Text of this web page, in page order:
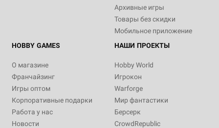
Архивные игры
Товары без скидки
Мобильное приложение
HOBBY GAMES
О магазине
Франчайзинг
Игры оптом
Корпоративные подарки
Работа у нас
Новости
НАШИ ПРОЕКТЫ
Hobby World
Игрокон
Warforge
Мир фантастики
Берсерк
CrowdRepublic